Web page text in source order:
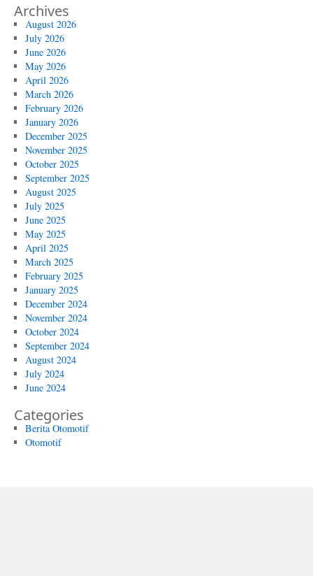
Archives
August 2026
July 2026
June 2026
May 2026
April 2026
March 2026
February 2026
January 2026
December 2025
November 2025
October 2025
September 2025
August 2025
July 2025
June 2025
May 2025
April 2025
March 2025
February 2025
January 2025
December 2024
November 2024
October 2024
September 2024
August 2024
July 2024
June 2024
Categories
Berita Otomotif
Otomotif